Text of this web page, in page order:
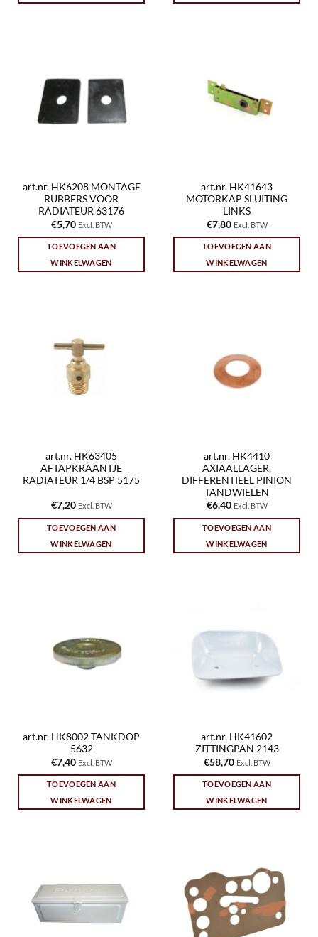
art.nr. HK6208 MONTAGE
RUBBERS VOOR
RADIATEUR 63176
€5,70 Excl. BTW
TOEVOEGEN AAN
WINKELWAGEN
art.nr. HK41643
MOTORKAP SLUITING
LINKS
€7,80 Excl. BTW
TOEVOEGEN AAN
WINKELWAGEN
art.nr. HK63405
AFTAPKRAANTJE
RADIATEUR 1/4 BSP 5175
€7,20 Excl. BTW
TOEVOEGEN AAN
WINKELWAGEN
art.nr. HK4410
AXIAALLAGER,
DIFFERENTIEEL PINION
TANDWIELEN
€6,40 Excl. BTW
TOEVOEGEN AAN
WINKELWAGEN
art.nr. HK8002 TANKDOP
5632
€7,40 Excl. BTW
TOEVOEGEN AAN
WINKELWAGEN
art.nr. HK41602
ZITTINGPAN 2143
€58,70 Excl. BTW
TOEVOEGEN AAN
WINKELWAGEN